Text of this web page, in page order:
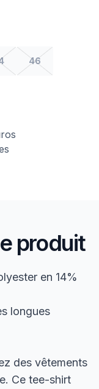
46
produit
en 14%
longues
des vêtements
Ce tee-shirt